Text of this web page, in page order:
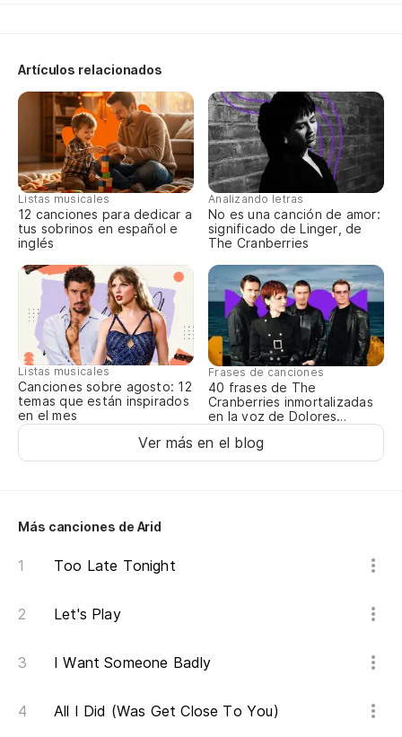
Artículos relacionados
Listas musicales
12 canciones para dedicar a
tus sobrinos en español e
inglés
Analizando letras
No es una canción de amor:
significado de Linger, de
The Cranberries
Listas musicales
Canciones sobre agosto: 12
temas que están inspirados
en el mes
Frases de canciones
40 frases de The
Cranberries inmortalizadas
en la voz de Dolores
Ver más en el blog
Más canciones de Arid
Too Late Tonight
Let's Play
I Want Someone Badly
All I Did (Was Get Close To You)